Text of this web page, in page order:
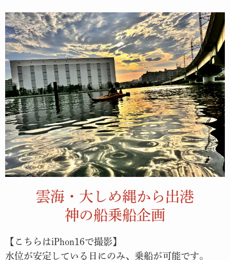
雲海・大しめ縄から出港
神の船乗船企画
【こちらはiPhon16で撮影】
水位が安定している日にのみ、乗船が可能です。